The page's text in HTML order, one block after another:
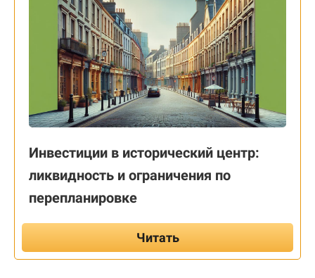
Инвестиции в исторический центр:
ликвидность и ограничения по
перепланировке
Читать